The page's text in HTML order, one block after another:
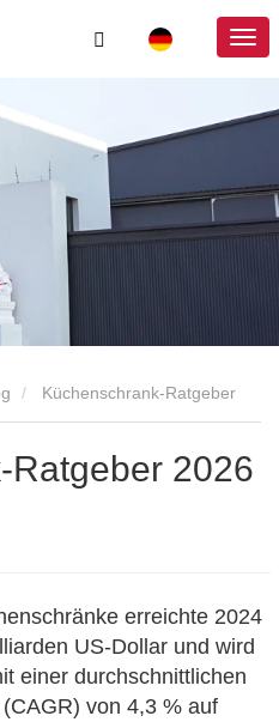
Ratgeber 2026
erreichte 2024
US-Dollar und wird
einer durchschnittlichen
von 4,3 % auf